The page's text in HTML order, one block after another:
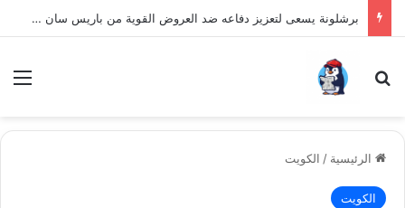
برشلونة يسعى لتعزيز دفاعه ضد العروض القوية من باريس سان جيرمان لنجم الأرجنتين
بحث عن
الرئيسية / الكويت
الكويت